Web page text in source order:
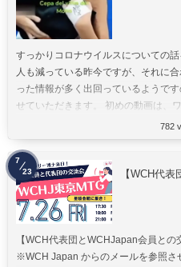
すっかりコロナウイルスについての
人も減っている昨今ですが、それに
った情報が多く出回っているようで
せていただきます。 初めの動画は、ワ
782
【WCH代
【WCH代表団とWCHJapan会員と
※WCH Japan からのメールを参照
7
23